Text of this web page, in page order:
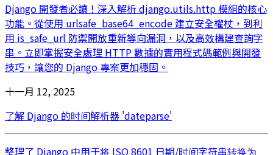
Django 開發者必讀！深入解析 django.utils.http 模組的核心
功能。從使用 urlsafe_base64_encode 建立安全權杖，到利
用 is_safe_url 防禦開放重新導向漏洞，以及高效構建查詢字
串。立即掌握安全處理 HTTP 數據的實用程式碼範例與開發
技巧，讓您的 Django 專案更加穩固。
十一月 12, 2025
了解 Django 的时间解析器 'dateparse'
整理了 Django 中用于将 ISO 8601 日期/时间字符串转换为